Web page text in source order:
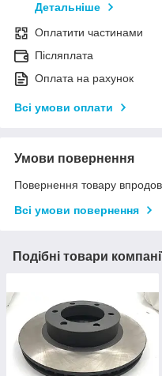
Детальніше
Оплатити частинами
Післяплата
Оплата на рахунок
Всі умови оплати
Умови повернення
Повернення товару
Всі умови повернення
Подібні товари